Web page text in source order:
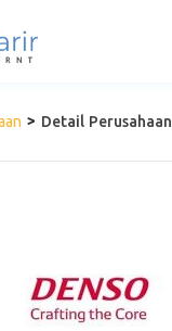
Detail Perusahaan